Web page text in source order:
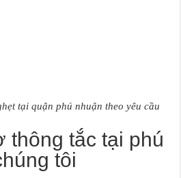
tại quận phú nhuận theo yêu cầu
thông tắc tại phú
tôi